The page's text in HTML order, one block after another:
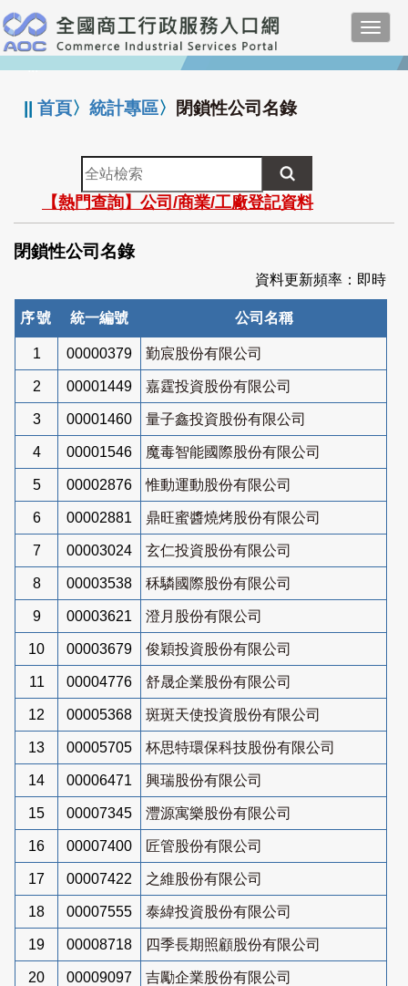
跳
到
主
要
:::
||首頁〉統計專區〉 閉鎖性公司名錄
全
站
檢
索
【熱門查詢】公司/商業/工廠登記資料
閉鎖性公司名錄
資料更新頻率：即時
序號 統一編號 公司名稱
1 00000379 勤宸股份有限公司
2 00001449 嘉霆投資股份有限公司
3 00001460 量子鑫投資股份有限公司
4 00001546 魔毒智能國際股份有限公司
5 00002876 惟動運動股份有限公司
6 00002881 鼎旺蜜醬燒烤股份有限公司
7 00003024 玄仁投資股份有限公司
8 00003538 秝驎國際股份有限公司
9 00003621 澄月股份有限公司
10 00003679 俊穎投資股份有限公司
11 00004776 舒晟企業股份有限公司
12 00005368 斑斑天使投資股份有限公司
13 00005705 杯思特環保科技股份有限公司
14 00006471 興瑞股份有限公司
15 00007345 灃源寓樂股份有限公司
16 00007400 匠管股份有限公司
17 00007422 之維股份有限公司
18 00007555 泰緯投資股份有限公司
19 00008718 四季長期照顧股份有限公司
20 00009097 吉勵企業股份有限公司